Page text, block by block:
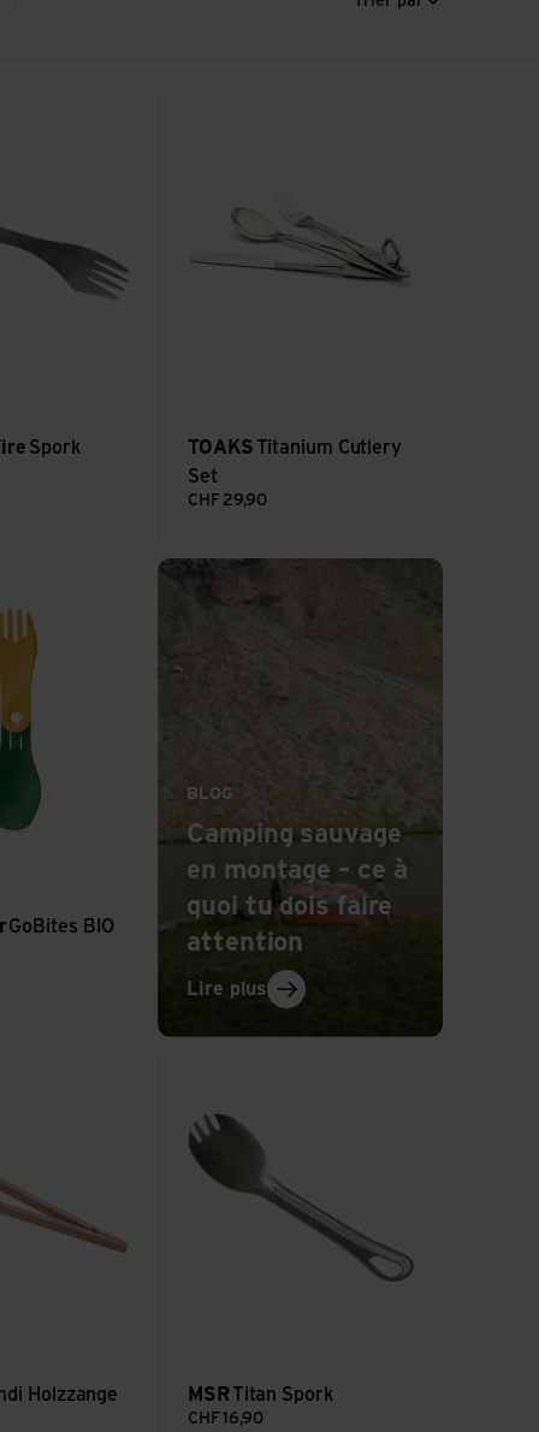
Spork
TOAKS Titanium Cutlery
Set
CHF 29,90
Mint Green
GoBites BIO
BLOG
Camping sauvage
en montage – ce à
quoi tu dois faire
attention
Lire plus: Camping sauvage en
Lire plus : Camping sauvage en montage –
Holzzange MSRTitan Spork
CHF 16,90